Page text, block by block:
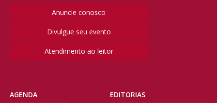
Anuncie conosco
Divulgue seu evento
Atendimento ao leitor
AGENDA EDITORIAS